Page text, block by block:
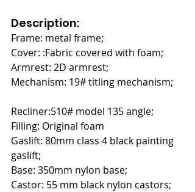
Description:
Frame: metal frame;
Cover: :Fabric covered with foam;
Armrest: 2D armrest;
Mechanism: 19# titling mechanism;
Recliner:510# model 135 angle;
Filling: Original foam
Gaslift: 80mm class 4 black painting
gaslift;
Base: 350mm nylon base;
Castor: 55 mm black nylon castors;